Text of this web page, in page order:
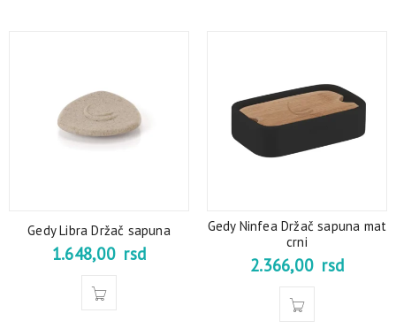
Gedy Libra Držač sapuna
1.648,00 rsd
Gedy Ninfea Držač sapuna mat
crni
2.366,00 rsd